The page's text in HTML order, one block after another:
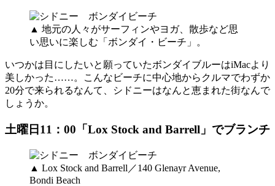
▲ 地元の人々がサーフィンやヨガ、散歩など思
い思いに楽しむ「ボンダイ・ビーチ」。
いつかは目にしたいと願っていたボンダイブルーはiMacより
美しかった……。こんなビーチに中心地からクルマでわずか
20分で来られるなんて、シドニーはなんと恵まれた街なんで
しょうか。
土曜日11：00「Lox Stock and Barrell」でブランチ
▲ Lox Stock and Barrell／140 Glenayr Avenue,
Bondi Beach